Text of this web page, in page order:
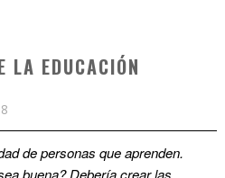
LA EDUCACIÓN
de personas que aprenden.
buena? Debería crear las